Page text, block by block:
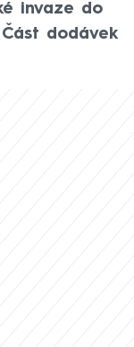
invaze do
dodávek